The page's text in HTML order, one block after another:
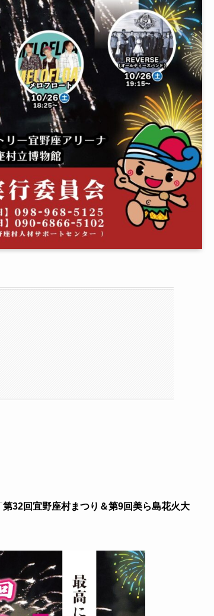
第32回宜野座村まつり＆第9回美ら島花火大